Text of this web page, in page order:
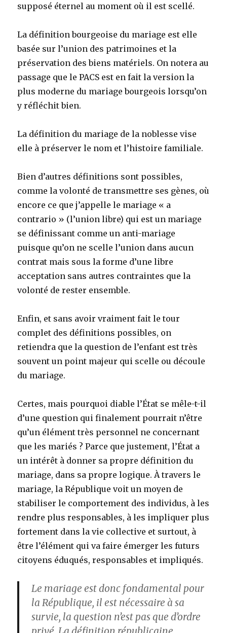
supposé éternel au moment où il est scellé.
La définition bourgeoise du mariage est elle
basée sur l’union des patrimoines et la
préservation des biens matériels. On notera au
passage que le PACS est en fait la version la
plus moderne du mariage bourgeois lorsqu’on
y réfléchit bien.
La définition du mariage de la noblesse vise
elle à préserver le nom et l’histoire familiale.
Bien d’autres définitions sont possibles,
comme la volonté de transmettre ses gènes, où
encore ce que j’appelle le mariage « a
contrario » (l’union libre) qui est un mariage
se définissant comme un anti-mariage
puisque qu’on ne scelle l’union dans aucun
contrat mais sous la forme d’une libre
acceptation sans autres contraintes que la
volonté de rester ensemble.
Enfin, et sans avoir vraiment fait le tour
complet des définitions possibles, on
retiendra que la question de l’enfant est très
souvent un point majeur qui scelle ou découle
du mariage.
Certes, mais pourquoi diable l’État se mêle-t-il
d’une question qui finalement pourrait n’être
qu’un élément très personnel ne concernant
que les mariés ? Parce que justement, l’État a
un intérêt à donner sa propre définition du
mariage, dans sa propre logique. À travers le
mariage, la République voit un moyen de
stabiliser le comportement des individus, à les
rendre plus responsables, à les impliquer plus
fortement dans la vie collective et surtout, à
être l’élément qui va faire émerger les futurs
citoyens éduqués, responsables et impliqués.
Le mariage est donc fondamental pour
la République, il est nécessaire à sa
survie, la question n’est pas que d’ordre